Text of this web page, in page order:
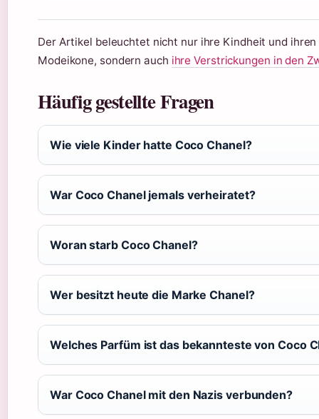
Der Artikel beleuchtet nicht nur ihre Kindheit und
Modeikone, sondern auch ihre Verstrickungen in den
Häufig gestellte Fragen
Wie viele Kinder hatte Coco Chanel?
War Coco Chanel jemals verheiratet?
Woran starb Coco Chanel?
Wer besitzt heute die Marke Chanel?
Welches Parfüm ist das bekannteste von Coco
War Coco Chanel mit den Nazis verbunden?